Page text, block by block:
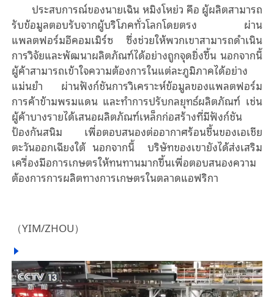
ประสบการณ์ของนายเฉิน หมิงโหย่ว คือ ผู้ผลิตสามารถ
รับข้อมูลตอบรับจากผู้บริโภคทั่วโลกโดยตรง ผ่าน
แพลตฟอร์มอีคอมเมิร์ซ ซึ่งช่วยให้พวกเขาสามารถดำเนิน
การวิจัยและพัฒนาผลิตภัณฑ์ได้อย่างถูกจุดยิ่งขึ้น นอกจากนี้
ผู้ค้าสามารถเข้าใจความต้องการในแต่ละภูมิภาคได้อย่าง
แม่นยำ ผ่านฟังก์ชันการวิเคราะห์ข้อมูลของแพลตฟอร์ม
การค้าข้ามพรมแดน และทำการปรับกลยุทธ์ผลิตภัณฑ์ เช่น
ผู้ค้าบางรายได้เสนอผลิตภัณฑ์เหล็กก่อสร้างที่มีฟังก์ชัน
ป้องกันสนิม เพื่อตอบสนองต่ออากาศร้อนชื้นของเอเชีย
ตะวันออกเฉียงใต้ นอกจากนี้ บริษัทของเขายังได้ส่งเสริม
เครื่องมือการเกษตรให้ทนทานมากขึ้นเพื่อตอบสนองความ
ต้องการการผลิตทางการเกษตรในตลาดแอฟริกา
（YIM/ZHOU）